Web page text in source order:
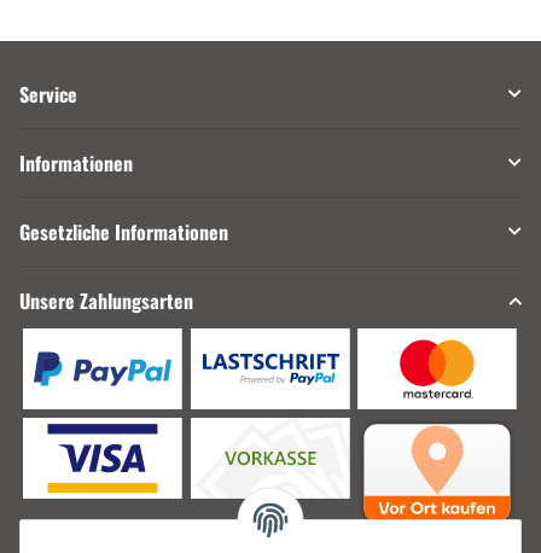
Service
Informationen
Gesetzliche Informationen
Unsere Zahlungsarten